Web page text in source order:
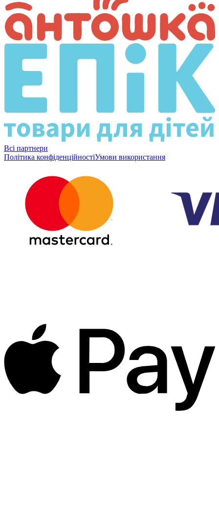
Всі партнери
Політика конфіденційностіУмови використання